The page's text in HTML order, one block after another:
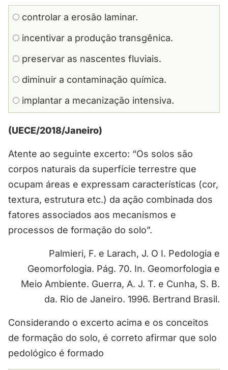
controlar a erosão laminar.
incentivar a produção transgênica.
preservar as nascentes fluviais.
diminuir a contaminação química.
implantar a mecanização intensiva.
(UECE/2018/Janeiro)
Atente ao seguinte excerto: “Os solos são
corpos naturais da superfície terrestre que
ocupam áreas e expressam características (cor,
textura, estrutura etc.) da ação combinada dos
fatores associados aos mecanismos e
processos de formação do solo”.
Palmieri, F. e Larach, J. O I. Pedologia e
Geomorfologia. Pág. 70. In. Geomorfologia e
Meio Ambiente. Guerra, A. J. T. e Cunha, S. B.
da. Rio de Janeiro. 1996. Bertrand Brasil.
Considerando o excerto acima e os conceitos
de formação do solo, é correto afirmar que solo
pedológico é formado